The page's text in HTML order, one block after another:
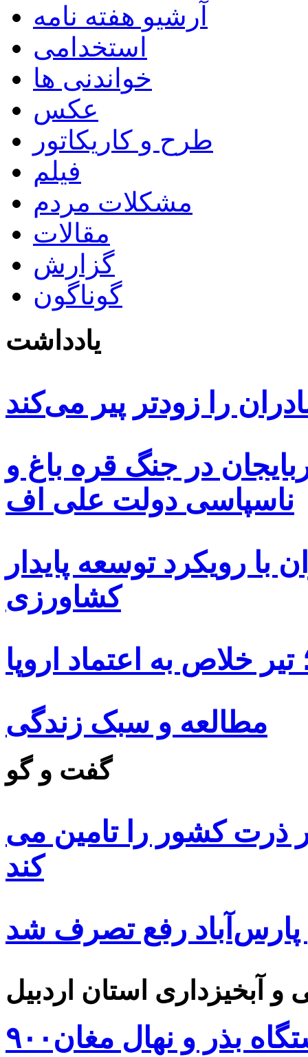
آرشیو هفته نامه
استخدامی
خواندنی ها
عکس
طرح و کاریکاتور
فیلم
مشکلات مردم
مقالات
گزارش
گوناگون
یادداشت
را زودتر پیر می‌کند
در جنگ قره باغ و
ناسپاسی دولت علی اف
با رویکرد توسعه پایدار
کشاورزی
خلاص به اعتماد اروپا
مطالعه و سبک زندگی
گفت و گو
۸۵ درصد بذر ذرت کشور را تامین می
کند
پارس‌آباد رفع تصرف شد
۹۰۰هزار اصله نهال توسط ایستگاه بذر و نهال مغان